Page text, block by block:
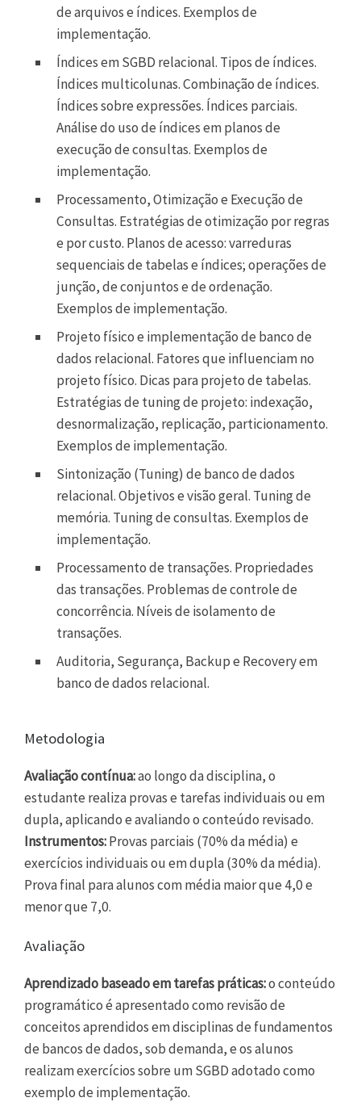
de arquivos e índices. Exemplos de
implementação.
Índices em SGBD relacional. Tipos de índices.
Índices multicolunas. Combinação de índices.
Índices sobre expressões. Índices parciais.
Análise do uso de índices em planos de
execução de consultas. Exemplos de
implementação.
Processamento, Otimização e Execução de
Consultas. Estratégias de otimização por regras
e por custo. Planos de acesso: varreduras
sequenciais de tabelas e índices; operações de
junção, de conjuntos e de ordenação.
Exemplos de implementação.
Projeto físico e implementação de banco de
dados relacional. Fatores que influenciam no
projeto físico. Dicas para projeto de tabelas.
Estratégias de tuning de projeto: indexação,
desnormalização, replicação, particionamento.
Exemplos de implementação.
Sintonização (Tuning) de banco de dados
relacional. Objetivos e visão geral. Tuning de
memória. Tuning de consultas. Exemplos de
implementação.
Processamento de transações. Propriedades
das transações. Problemas de controle de
concorrência. Níveis de isolamento de
transações.
Auditoria, Segurança, Backup e Recovery em
banco de dados relacional.
Metodologia
Avaliação contínua:ao longo da disciplina, o
estudante realiza provas e tarefas individuais ou em
dupla, aplicando e avaliando o conteúdo revisado.
Instrumentos:Provas parciais (70% da média) e
exercícios individuais ou em dupla (30% da média).
Prova final para alunos com média maior que 4,0 e
menor que 7,0.
Avaliação
Aprendizado baseado em tarefas práticas:o conteúdo
programático é apresentado como revisão de
conceitos aprendidos em disciplinas de fundamentos
de bancos de dados, sob demanda, e os alunos
realizam exercícios sobre um SGBD adotado como
exemplo de implementação.